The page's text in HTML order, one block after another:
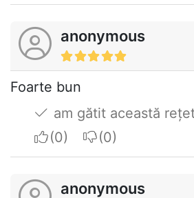
anonymous
Foarte bun
am gătit această
I apreciateI do not
anonymous